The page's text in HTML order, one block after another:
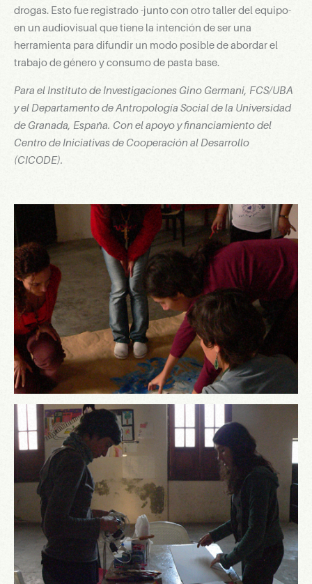
drogas. Esto fue registrado -junto con otro taller del equipo-
en un audiovisual que tiene la intención de ser una
herramienta para difundir un modo posible de abordar el
trabajo de género y consumo de pasta base.
Para el Instituto de Investigaciones Gino Germani, FCS/UBA
y el Departamento de Antropología Social de la Universidad
de Granada, España. Con el apoyo y financiamiento del
Centro de Iniciativas de Cooperación al Desarrollo
(CICODE).